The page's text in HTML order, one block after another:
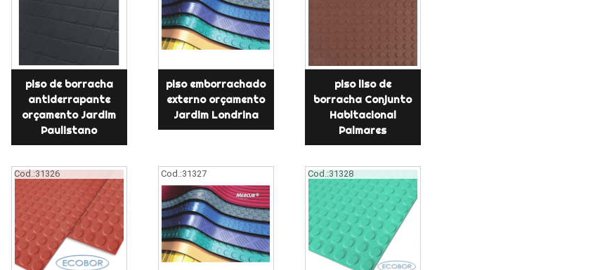
piso de borracha
antiderrapante
orçamento Jardim
Paulistano
piso emborrachado
externo orçamento
Jardim Londrina
piso liso de
borracha Conjunto
Habitacional
Palmares
Cod.:31326 Cod.:31327 Cod.:31328